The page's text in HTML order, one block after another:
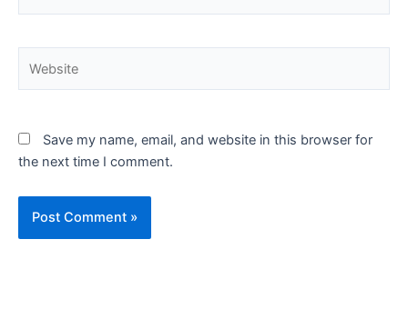
Save my name, email, and website in this browser for
the next time I comment.